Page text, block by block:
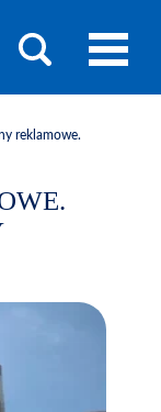
reklamowe.